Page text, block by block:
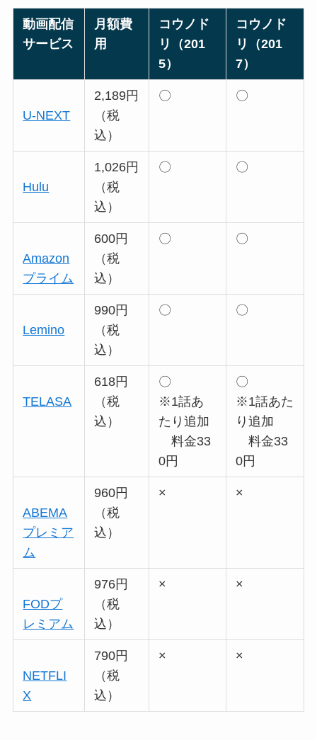
動画配信
サービス
月額費
用
コウノド
リ（201
5）
コウノド
リ（201
7）
U-NEXT
2,189円
（税
込）
〇 〇
Hulu
1,026円
（税
込）
〇 〇
Amazon
プライム
600円
（税
込）
〇 〇
Lemino
990円
（税
込）
〇 〇
TELASA
618円
（税
込）
〇
※1話あ
たり追加
料金33
0円
〇
※1話あた
り追加
料金33
0円
ABEMA
プレミア
ム
960円
（税
込）
× ×
FODプ
レミアム
976円
（税
込）
× ×
NETFLI
X
790円
（税
込）
× ×